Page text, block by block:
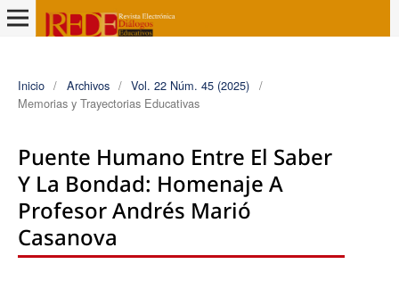
Inicio / Archivos / Vol. 22 Núm. 45 (2025) /
Memorias y Trayectorias Educativas
Puente Humano Entre El Saber
Y La Bondad: Homenaje A
Profesor Andrés Marió
Casanova